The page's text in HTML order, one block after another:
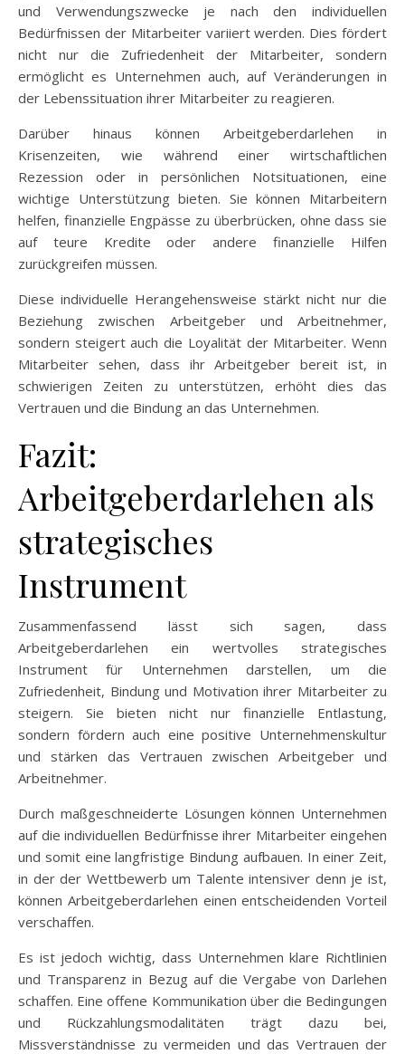
und Verwendungszwecke je nach den individuellen
Bedürfnissen der Mitarbeiter variiert werden. Dies fördert
nicht nur die Zufriedenheit der Mitarbeiter, sondern
ermöglicht es Unternehmen auch, auf Veränderungen in
der Lebenssituation ihrer Mitarbeiter zu reagieren.
Darüber hinaus können Arbeitgeberdarlehen in
Krisenzeiten, wie während einer wirtschaftlichen
Rezession oder in persönlichen Notsituationen, eine
wichtige Unterstützung bieten. Sie können Mitarbeitern
helfen, finanzielle Engpässe zu überbrücken, ohne dass sie
auf teure Kredite oder andere finanzielle Hilfen
zurückgreifen müssen.
Diese individuelle Herangehensweise stärkt nicht nur die
Beziehung zwischen Arbeitgeber und Arbeitnehmer,
sondern steigert auch die Loyalität der Mitarbeiter. Wenn
Mitarbeiter sehen, dass ihr Arbeitgeber bereit ist, in
schwierigen Zeiten zu unterstützen, erhöht dies das
Vertrauen und die Bindung an das Unternehmen.
Fazit:
Arbeitgeberdarlehen als
strategisches
Instrument
Zusammenfassend lässt sich sagen, dass
Arbeitgeberdarlehen ein wertvolles strategisches
Instrument für Unternehmen darstellen, um die
Zufriedenheit, Bindung und Motivation ihrer Mitarbeiter zu
steigern. Sie bieten nicht nur finanzielle Entlastung,
sondern fördern auch eine positive Unternehmenskultur
und stärken das Vertrauen zwischen Arbeitgeber und
Arbeitnehmer.
Durch maßgeschneiderte Lösungen können Unternehmen
auf die individuellen Bedürfnisse ihrer Mitarbeiter eingehen
und somit eine langfristige Bindung aufbauen. In einer Zeit,
in der der Wettbewerb um Talente intensiver denn je ist,
können Arbeitgeberdarlehen einen entscheidenden Vorteil
verschaffen.
Es ist jedoch wichtig, dass Unternehmen klare Richtlinien
und Transparenz in Bezug auf die Vergabe von Darlehen
schaffen. Eine offene Kommunikation über die Bedingungen
und Rückzahlungsmodalitäten trägt dazu bei,
Missverständnisse zu vermeiden und das Vertrauen der